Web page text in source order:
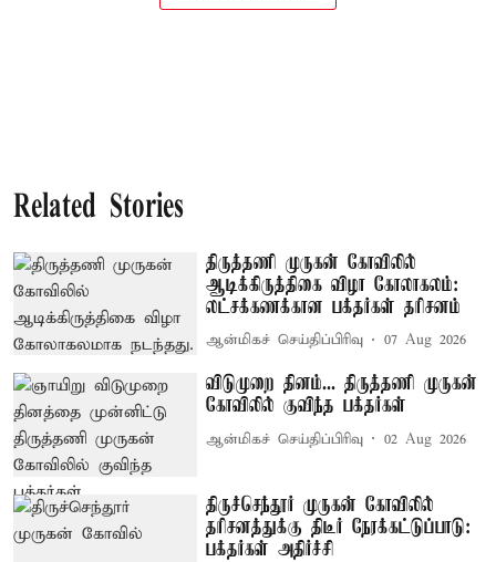
Related Stories
திருத்தணி முருகன் கோவிலில்
ஆடிக்கிருத்திகை விழா கோலாகலம்:
லட்சக்கணக்கான பக்தர்கள் தரிசனம்
ஆன்மிகச் செய்திப்பிரிவு 07 Aug 2026
விடுமுறை தினம்... திருத்தணி முருகன்
கோவிலில் குவிந்த பக்தர்கள்
ஆன்மிகச் செய்திப்பிரிவு 02 Aug 2026
திருச்செந்தூர் முருகன் கோவிலில்
தரிசனத்துக்கு திடீர் நேரக்கட்டுப்பாடு:
பக்தர்கள் அதிர்ச்சி